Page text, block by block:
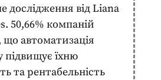
дослідження від Liana
50,66% компаній
що автоматизація
підвищує їхню
та рентабельність